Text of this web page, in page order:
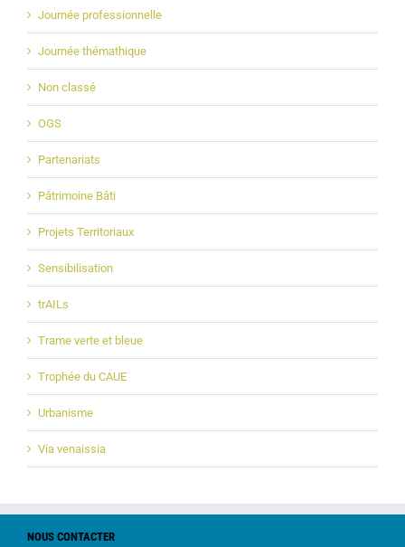
Journée professionnelle
Journée thémathique
Non classé
OGS
Partenariats
Pâtrimoine Bâti
Projets Territoriaux
Sensibilisation
trAILs
Trame verte et bleue
Trophée du CAUE
Urbanisme
Via venaissia
NOUS CONTACTER